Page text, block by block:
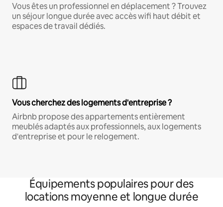
Vous êtes un professionnel en déplacement ? Trouvez
un séjour longue durée avec accès wifi haut débit et
espaces de travail dédiés.
Vous cherchez des logements d'entreprise ?
Airbnb propose des appartements entièrement
meublés adaptés aux professionnels, aux logements
d'entreprise et pour le relogement.
Équipements populaires pour des
locations moyenne et longue durée